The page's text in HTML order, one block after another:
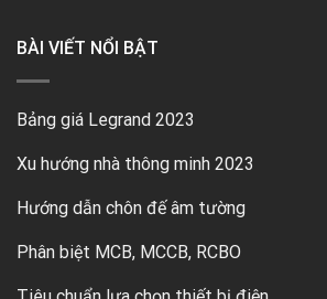
BÀI VIẾT NỔI BẬT
Bảng giá Legrand 2023
Xu hướng nhà thông minh 2023
Hướng dẫn chôn đế âm tường
Phân biệt MCB, MCCB, RCBO